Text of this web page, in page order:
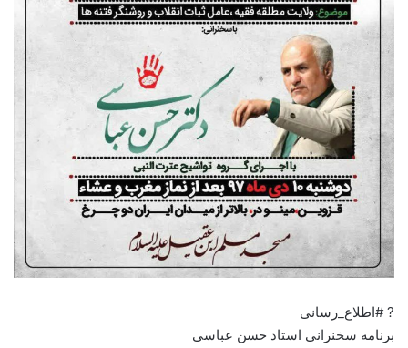
? #اطلاع_رسانی
برنامه سخنرانی استاد حسن عباسی